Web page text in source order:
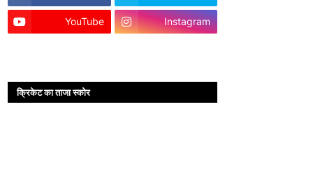
YouTube Instagram
क्रिकेट का ताजा स्कोर